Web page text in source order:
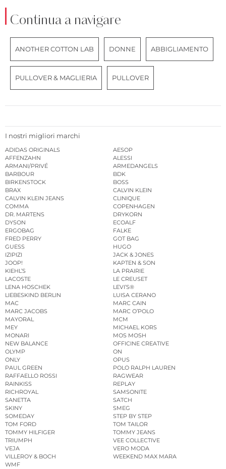
Continua a navigare
ANOTHER COTTON LAB DONNE ABBIGLIAMENTO
PULLOVER & MAGLIERIA PULLOVER
I nostri migliori marchi
ADIDAS ORIGINALS
AESOP
AFFENZAHN
ALESSI
ARMANI/PRIVÉ
ARMEDANGELS
BARBOUR
BDK
BIRKENSTOCK
BOSS
BRAX
CALVIN KLEIN
CALVIN KLEIN JEANS
CLINIQUE
COMMA
COPENHAGEN
DR. MARTENS
DRYKORN
DYSON
ECOALF
ERGOBAG
FALKE
FRED PERRY
GOT BAG
GUESS
HUGO
IZIPIZI
JACK & JONES
JOOP!
KAPTEN & SON
KIEHL’S
LA PRAIRIE
LACOSTE
LE CREUSET
LENA HOSCHEK
LEVI’S®
LIEBESKIND BERLIN
LUISA CERANO
MAC
MARC CAIN
MARC JACOBS
MARC O’POLO
MAYORAL
MCM
MEY
MICHAEL KORS
MONARI
MOS MOSH
NEW BALANCE
OFFICINE CREATIVE
OLYMP
ON
ONLY
OPUS
PAUL GREEN
POLO RALPH LAUREN
RAFFAELLO ROSSI
RAGWEAR
RAINKISS
REPLAY
RICHROYAL
SAMSONITE
SANETTA
SATCH
SKINY
SMEG
SOMEDAY
STEP BY STEP
TOM FORD
TOM TAILOR
TOMMY HILFIGER
TOMMY JEANS
TRIUMPH
VEE COLLECTIVE
VEJA
VERO MODA
VILLEROY & BOCH
WEEKEND MAX MARA
WMF